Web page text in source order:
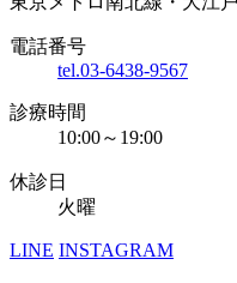
電話番号
tel.03-6438-9567
診療時間
10:00～19:00
休診日
火曜
LINE INSTAGRAM